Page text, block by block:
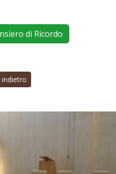
di Ricordo
indietro